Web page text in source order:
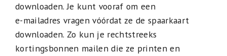
downloaden. Je kunt vooraf om een
e-mailadres vragen vóórdat ze de spaarkaart
downloaden. Zo kun je rechtstreeks
kortingsbonnen mailen die ze printen en